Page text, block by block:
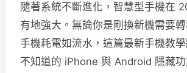
隨著系統不斷進化，智慧型手機在
有地強大。無論你是剛換新機需要
手機耗電如流水，這篇最新手機教
不知道的 iPhone 與 Android 隱藏